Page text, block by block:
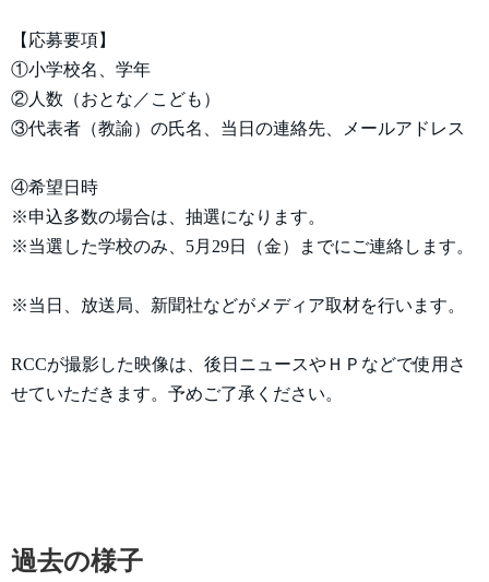
【応募要項】
①小学校名、学年
②人数（おとな／こども）
③代表者（教諭）の氏名、当日の連絡先、メールアドレス
④希望日時
※申込多数の場合は、抽選になります。
※当選した学校のみ、5月29日（金）までにご連絡します。
※当日、放送局、新聞社などがメディア取材を行います。
RCCが撮影した映像は、後日ニュースやＨＰなどで使用さ
せていただきます。予めご了承ください。
過去の様子